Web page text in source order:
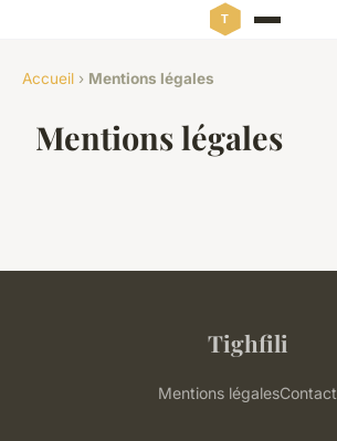
Accueil › Mentions légales
Mentions légales
Tighfili
Mentions légalesContact